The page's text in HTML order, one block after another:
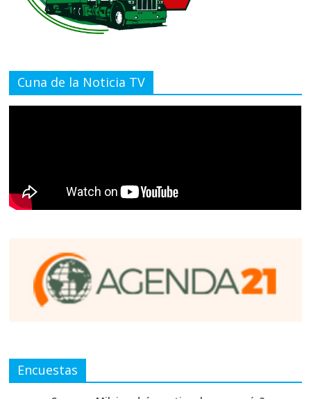
Cuna de la Noticia TV
Encuestas